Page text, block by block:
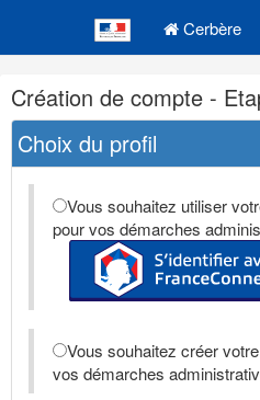
Cerbère
Navigation
et
outils
annexes
Création de compte -
Choix du profil
Vous souhaitez utiliser
pour vos démarches
Vous souhaitez créer
vos démarches